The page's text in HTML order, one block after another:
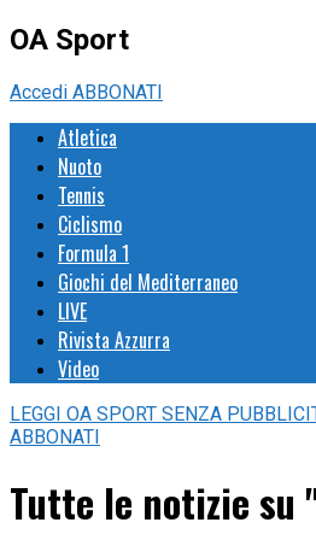
OA Sport
Accedi ABBONATI
Atletica
Nuoto
Tennis
Ciclismo
Formula 1
Giochi del Mediterraneo
LIVE
Rivista Azzurra
Video
LEGGI OA SPORT SENZA
ABBONATI
Tutte le notizie su